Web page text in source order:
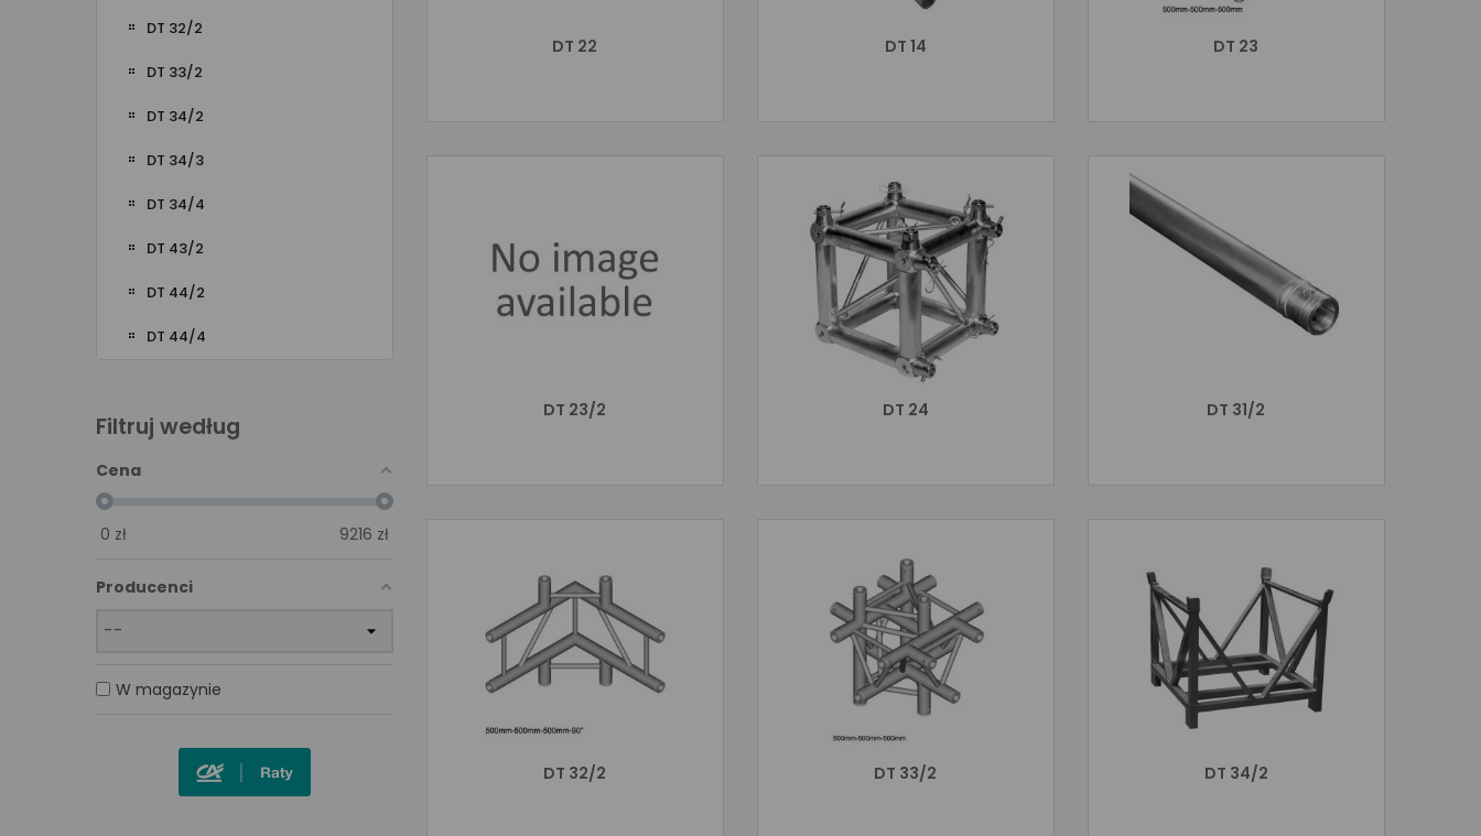
DT 32/2
DT 33/2
DT 34/2
DT 34/3
DT 34/4
DT 43/2
DT 44/2
DT 44/4
Filtruj według
Cena
0 zł 9216 zł
Producenci
W magazynie
DT 22 DT 14 DT 23
DT 23/2 DT 24 DT 31/2
DT 32/2 DT 33/2 DT 34/2